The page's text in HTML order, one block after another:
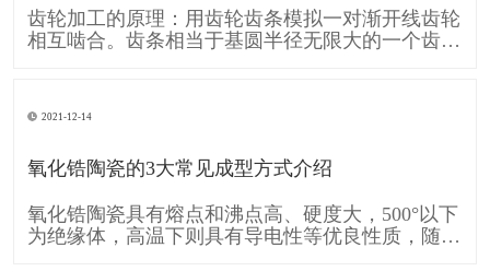
齿轮加工的原理：用齿轮齿条模拟一对渐开线齿轮
相互啮合。齿条相当于基圆半径无限大的一个齿
的运动。可见形成齿廓渐开线的运动是由刀具运动
A和工件运动B复合而成的。单纯的直线移动A和单
2021-12-14
氧化锆陶瓷的3大常见成型方式介绍
氧化锆陶瓷具有熔点和沸点高、硬度大，500°以下
为绝缘体，高温下则具有导电性等优良性质，随着